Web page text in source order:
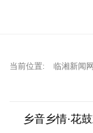
当前位置: 临湘新闻网
乡音乡情·花